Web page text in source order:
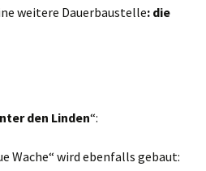
weitere Dauerbaustelle: die
den Linden“:
Wache“ wird ebenfalls gebaut: